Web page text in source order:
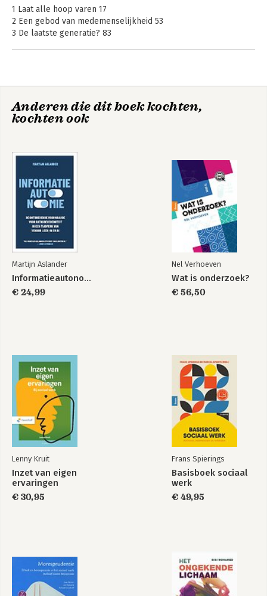
1 Laat alle hoop varen 17
2 Een gebod van medemenselijkheid 53
3 De laatste generatie? 83
Over de auteurs 192
Anderen die dit boek kochten,
kochten ook
Martijn Aslander
Informatieautonomie
€ 24,99
Nel Verhoeven
Wat is onderzoek?
€ 56,50
Lenny Kruit
Inzet van eigen
ervaringen
€ 30,95
Frans Spierings
Basisboek sociaal
werk
€ 49,95